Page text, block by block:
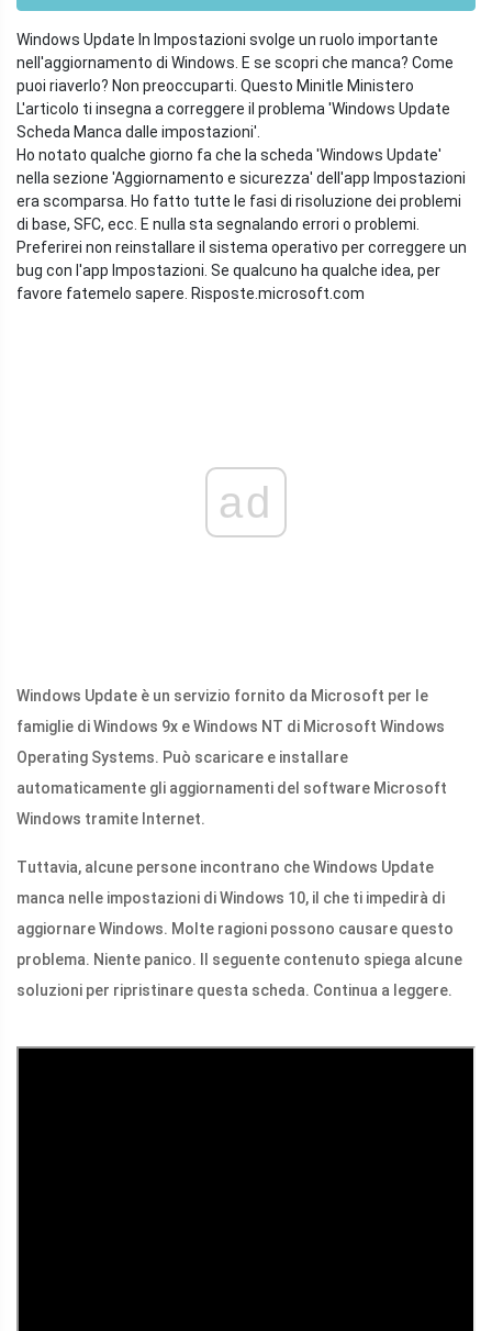
Windows Update In Impostazioni svolge un ruolo importante
nell'aggiornamento di Windows. E se scopri che manca? Come
puoi riaverlo? Non preoccuparti. Questo Minitle Ministero
L'articolo ti insegna a correggere il problema 'Windows Update
Scheda Manca dalle impostazioni'.
Ho notato qualche giorno fa che la scheda 'Windows Update'
nella sezione 'Aggiornamento e sicurezza' dell'app Impostazioni
era scomparsa. Ho fatto tutte le fasi di risoluzione dei problemi
di base, SFC, ecc. E nulla sta segnalando errori o problemi.
Preferirei non reinstallare il sistema operativo per correggere un
bug con l'app Impostazioni. Se qualcuno ha qualche idea, per
favore fatemelo sapere. Risposte.microsoft.com
ad
Windows Update è un servizio fornito da Microsoft per le
famiglie di Windows 9x e Windows NT di Microsoft Windows
Operating Systems. Può scaricare e installare
automaticamente gli aggiornamenti del software Microsoft
Windows tramite Internet.
Tuttavia, alcune persone incontrano che Windows Update
manca nelle impostazioni di Windows 10, il che ti impedirà di
aggiornare Windows. Molte ragioni possono causare questo
problema. Niente panico. Il seguente contenuto spiega alcune
soluzioni per ripristinare questa scheda. Continua a leggere.